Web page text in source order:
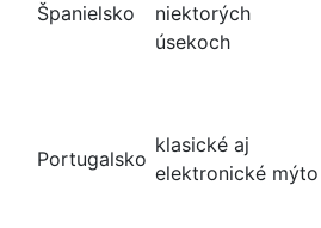
Španielsko
niektorých
úsekoch
Portugalsko
klasické aj
elektronické mýto